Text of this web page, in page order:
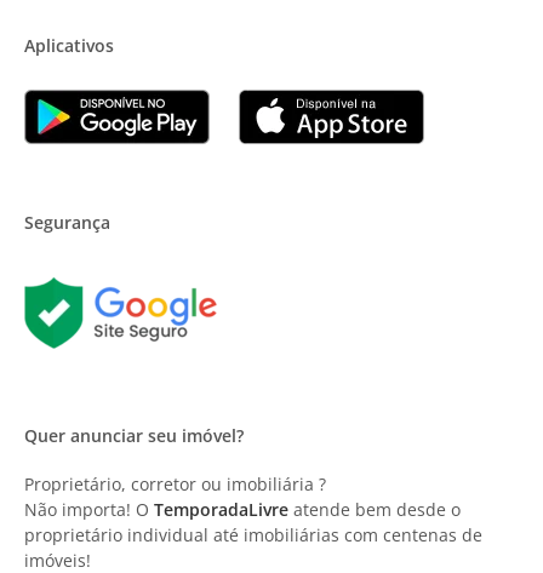
Aplicativos
Segurança
Quer anunciar seu imóvel?
Proprietário, corretor ou imobiliária ?
Não importa! O TemporadaLivre atende bem desde o
proprietário individual até imobiliárias com centenas de
imóveis!